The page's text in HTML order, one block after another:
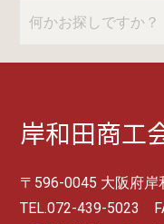
岸和田商工
〒596-0045 大阪府
TEL.072-439-5023